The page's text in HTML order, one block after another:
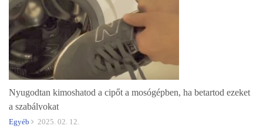
Nyugodtan kimoshatod a cipőt a mosógépben, ha betartod ezeket
a szabályokat
Egyéb 2025. 02. 12.